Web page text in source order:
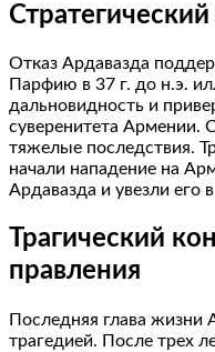
Отказ Ардавазда
Парфию в 37 г. до н.э.
дальновидность и
суверенитета Армении.
тяжелые последствия.
начали нападение на
Ардавазда и увезли его
Трагический
правления
Последняя глава жизни
трагедией. После трех